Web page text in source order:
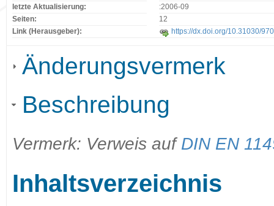
letzte Aktualisierung:
:2006-09
Seiten:
12
Link (Herausgeber):
https://dx.doi.org/10.31030/
Änderungsvermerk
Beschreibung
Vermerk: Verweis auf DIN EN
Inhaltsverzeichnis